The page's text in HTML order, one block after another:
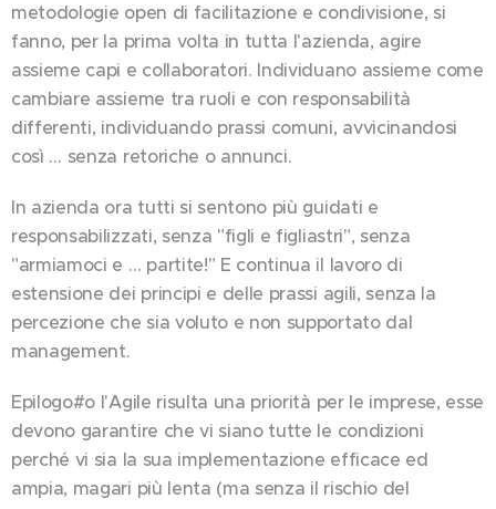
metodologie open di facilitazione e condivisione, si
fanno, per la prima volta in tutta l'azienda, agire
assieme capi e collaboratori. Individuano assieme come
cambiare assieme tra ruoli e con responsabilità
differenti, individuando prassi comuni, avvicinandosi
così … senza retoriche o annunci.
In azienda ora tutti si sentono più guidati e
responsabilizzati, senza "figli e figliastri", senza
"armiamoci e … partite!" E continua il lavoro di
estensione dei principi e delle prassi agili, senza la
percezione che sia voluto e non supportato dal
management.
Epilogo#o l'Agile risulta una priorità per le imprese, esse
devono garantire che vi siano tutte le condizioni
perché vi sia la sua implementazione efficace ed
ampia, magari più lenta (ma senza il rischio del